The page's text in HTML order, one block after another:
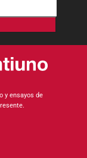
y ensayos de